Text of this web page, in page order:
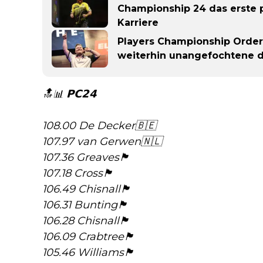
Championship 24 das erste
Karriere
Players Championship
weiterhin unangefochtene
🔝📊 𝗣𝗖𝟮𝟰
108.00 De Decker🇧🇪
107.97 van Gerwen🇳🇱
107.36 Greaves🏴󠁧󠁢󠁥󠁮󠁧󠁿
107.18 Cross🏴󠁧󠁢󠁥󠁮󠁧󠁿
106.49 Chisnall🏴󠁧󠁢󠁥󠁮󠁧󠁿
106.31 Bunting🏴󠁧󠁢󠁥󠁮󠁧󠁿
106.28 Chisnall🏴󠁧󠁢󠁥󠁮󠁧󠁿
106.09 Crabtree🏴󠁧󠁢󠁥󠁮󠁧󠁿
105.46 Williams🏴󠁧󠁢󠁥󠁮󠁧󠁿